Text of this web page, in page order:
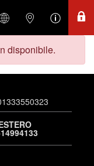
disponibile.